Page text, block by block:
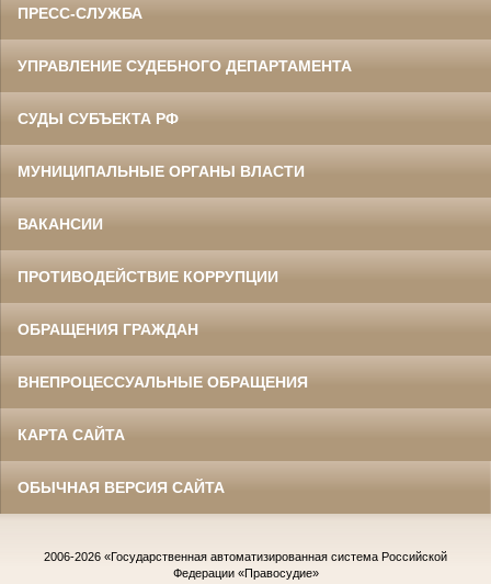
ПРЕСС-СЛУЖБА
УПРАВЛЕНИЕ СУДЕБНОГО ДЕПАРТАМЕНТА
СУДЫ СУБЪЕКТА РФ
МУНИЦИПАЛЬНЫЕ ОРГАНЫ ВЛАСТИ
ВАКАНСИИ
ПРОТИВОДЕЙСТВИЕ КОРРУПЦИИ
ОБРАЩЕНИЯ ГРАЖДАН
ВНЕПРОЦЕССУАЛЬНЫЕ ОБРАЩЕНИЯ
КАРТА САЙТА
ОБЫЧНАЯ ВЕРСИЯ САЙТА
2006-2026 «Государственная автоматизированная система Российской
Федерации «Правосудие»